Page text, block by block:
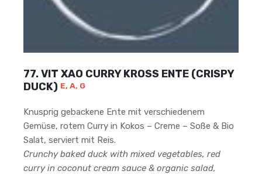
77. VIT XAO CURRY KROSS ENTE (CRISPY
DUCK) E, A, G
Knusprig gebackene Ente mit verschiedenem
Gemüse, rotem Curry in Kokos – Creme – Soße & Bio
Salat, serviert mit Reis.
Crunchy baked duck with mixed vegetables, red
curry in coconut cream sauce & organic salad,